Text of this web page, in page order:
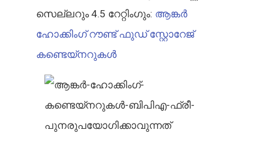
സെല്ലറും 4.5 റേറ്റിംഗും: ആങ്കർ
ഹോക്കിംഗ് റൗണ്ട് ഫുഡ് സ്റ്റോറേജ്
കണ്ടെയ്നറുകൾ